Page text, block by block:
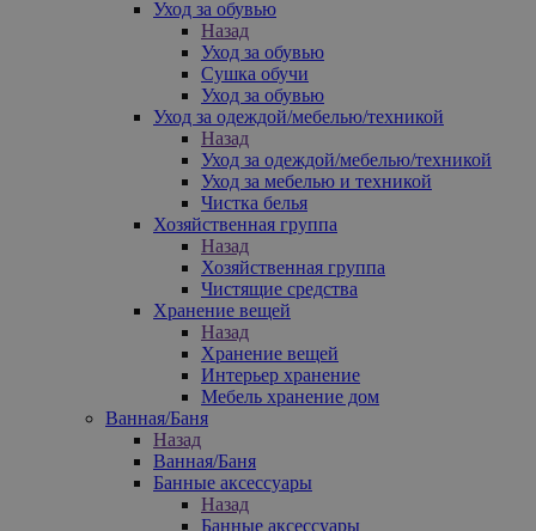
Уход за обувью
Назад
Уход за обувью
Сушка обучи
Уход за обувью
Уход за одеждой/мебелью/техникой
Назад
Уход за одеждой/мебелью/техникой
Уход за мебелью и техникой
Чистка белья
Хозяйственная группа
Назад
Хозяйственная группа
Чистящие средства
Хранение вещей
Назад
Хранение вещей
Интерьер хранение
Мебель хранение дом
Ванная/Баня
Назад
Ванная/Баня
Банные аксессуары
Назад
Банные аксессуары